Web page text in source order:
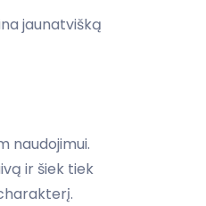
jaunatvišką
naudojimui.
ir šiek tiek